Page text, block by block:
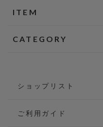
ITEM
CATEGORY
ショップリスト
ご利用ガイド